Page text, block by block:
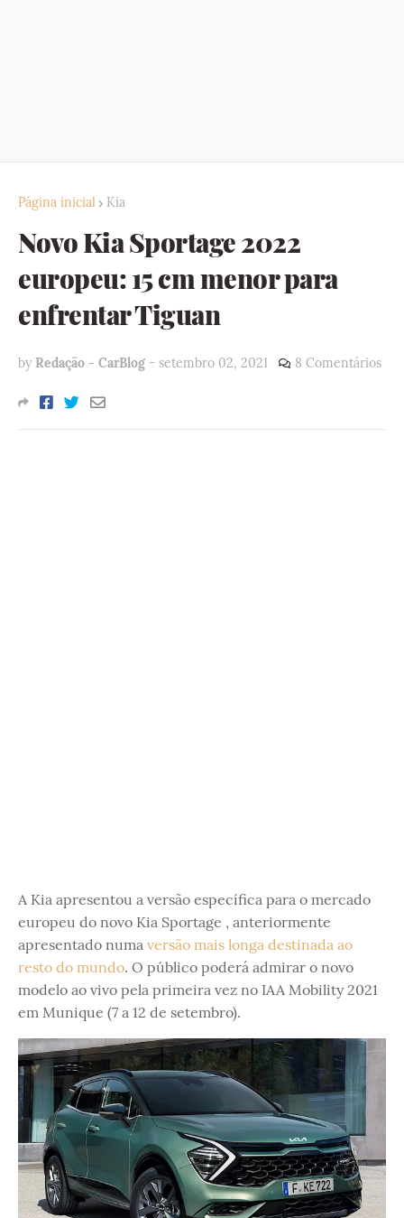
Página inicial Kia
Novo Kia Sportage 2022
europeu: 15 cm menor para
enfrentar Tiguan
by Redação - CarBlog - setembro 02, 2021 8 Comentários
A Kia apresentou a versão específica para o mercado
europeu do novo Kia Sportage , anteriormente
apresentado numa versão mais longa destinada ao
resto do mundo. O público poderá admirar o novo
modelo ao vivo pela primeira vez no IAA Mobility 2021
em Munique (7 a 12 de setembro).